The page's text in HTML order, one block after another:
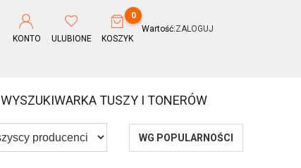
KONTO ULUBIONE
0
KOSZYK
Wartość:ZALOGUJ
WYSZUKIWARKA TUSZY I TONERÓW
WG POPULARNOŚCI